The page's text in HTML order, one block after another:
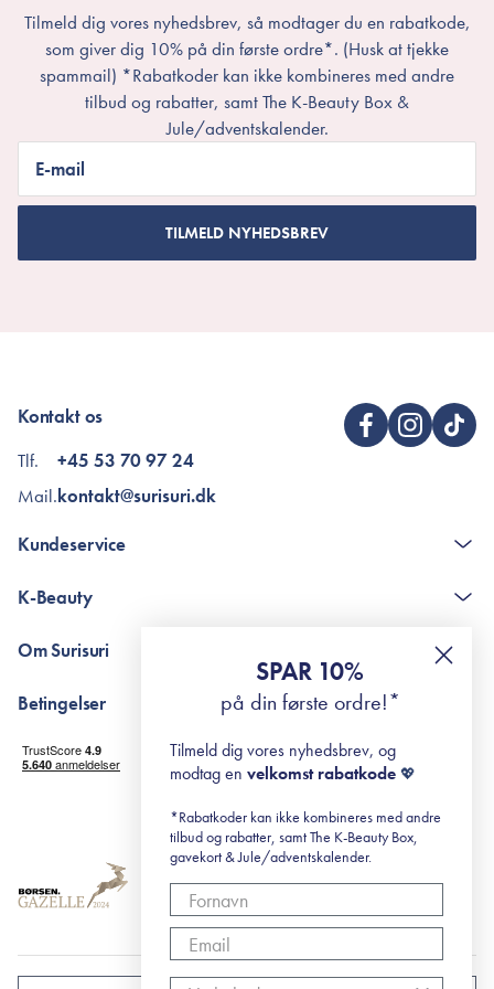
Sorbitan Olivate, Cetearyl Alcohol, Lactobionic Acid(100
ppm), Citric Acid(11 ppm), Ammonium
Acryloyldimethyltaurate/VP Copolymer, 1,2-Hexanediol,
Benzyl Glycol, Ethylhexylglycerin, Raspberry Ketone,
Disodium EDTA, Mentha Piperita (Peppermint) Oil, Limonene
*Ingredienslisten kan muligvis være ændret grundet løbende
produktforbedringer.
Er dette tilfældet henvises til produktemballage eller til
mærket’s officielle hjemmeside.
Tilmeld dig vores nyhedsbrev, så modtager du en rabatkode,
som giver dig 10% på din første ordre*. (Husk at tjekke
spammail) *Rabatkoder kan ikke kombineres med andre
tilbud og rabatter, samt The K-Beauty Box &
Jule/adventskalender.
E-mail
TILMELD NYHEDSBREV
Kontakt os
Tlf.
Mail.
+45 53 70 97 24
kontakt@surisuri.dk
Kundeservice
The K-Beauty Box - spørgsmål og svar
RE-ZIP
K-Beauty
Retinol for begyndere
surisuri's mini guide til rosacea
Om Surisuri
Black Friday
Betingelser
Levering og returnering
Handelsbetingelser
Abonnementsbetingelser
SPAR 10%
på din første ordre!*
Tilmeld dig vores nyhedsbrev, og
modtag en velkomst rabatkode 💖
*Rabatkoder kan ikke kombineres med andre
tilbud og rabatter, samt The K-Beauty Box,
gavekort & Jule/adventskalender.